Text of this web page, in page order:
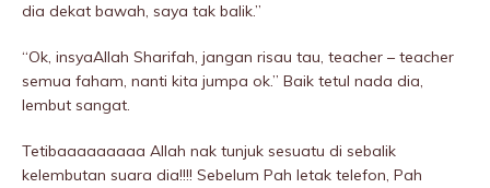
dia dekat bawah, saya tak balik.”
“Ok, insyaAllah Sharifah, jangan risau tau, teacher – teacher
semua faham, nanti kita jumpa ok.’’ Baik tetul nada dia,
lembut sangat.
Tetibaaaaaaaaa Allah nak tunjuk sesuatu di sebalik
kelembutan suara dia!!!! Sebelum Pah letak telefon, Pah